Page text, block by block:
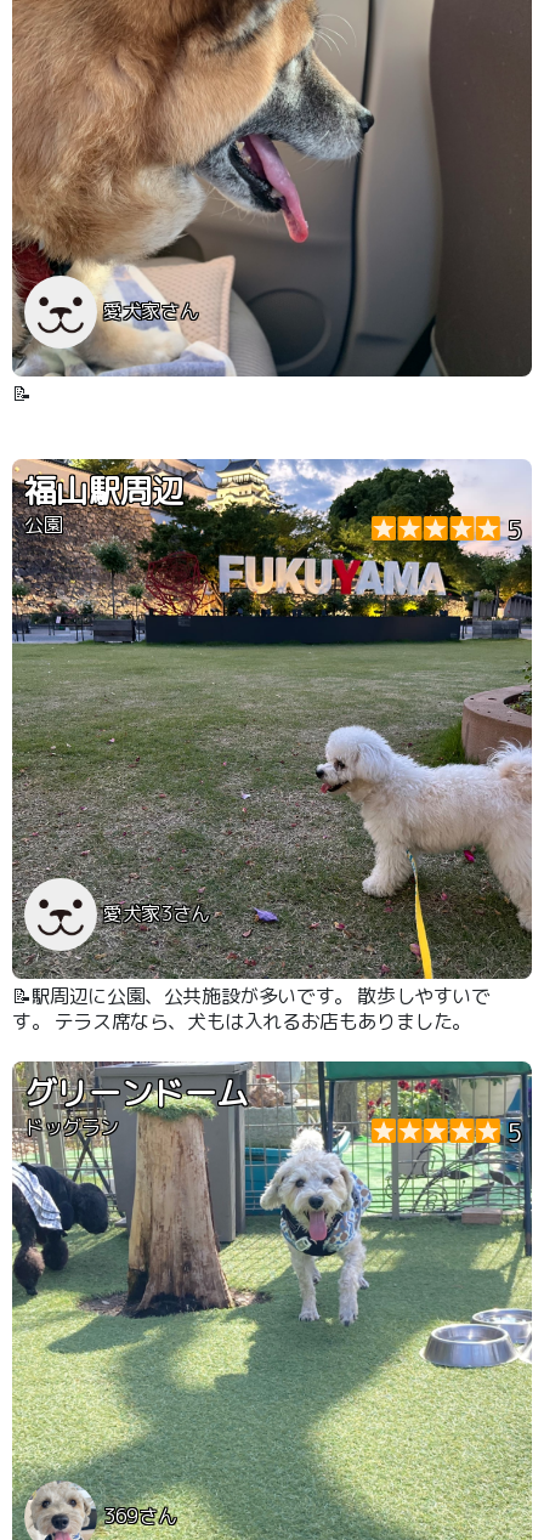
愛犬家さん
📝
福山駅周辺
公園 5
愛犬家3さん
📝駅周辺に公園、公共施設が多いです。 散歩しやすいで
す。 テラス席なら、犬もは入れるお店もありました。
グリーンドーム
ドッグラン 5
369さん